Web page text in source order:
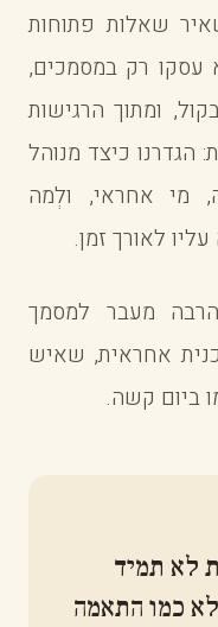
שאלות פתוחות
עסקו רק במסמכים,
ומתוך הרגישות
הגדרנו כיצד מנוהל
מי אחראי, ולְמה
לאורך זמן.
מעבר למסמך
אחראית, שאיש
ביום קשה.
לא תמיד
כמו התאמה